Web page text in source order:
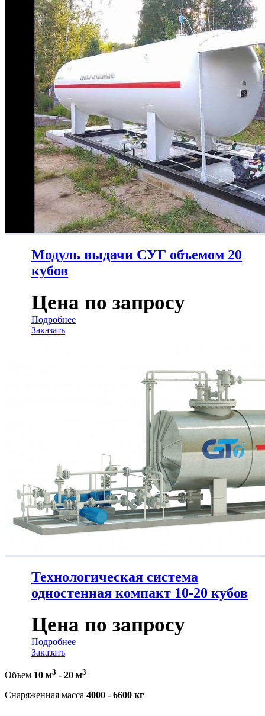
Модуль выдачи СУГ объемом 20
кубов
Цена по запросу
Подробнее
Заказать
Технологическая система
одностенная компакт 10-20 кубов
Цена по запросу
Подробнее
Заказать
Объем 10 м3 - 20 м3
Снаряженная масса 4000 - 6600 кг